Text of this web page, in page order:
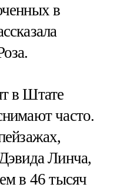
в
в Штате
часто.
Линча,
в 46 тысяч